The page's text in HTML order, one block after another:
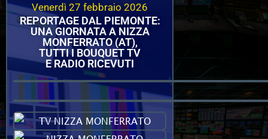
Venerdì 27 febbraio 2026
REPORTAGE DAL PIEMONTE:
UNA GIORNATA A NIZZA
MONFERRATO (AT),
TUTTI I BOUQUET TV
E RADIO RICEVUTI